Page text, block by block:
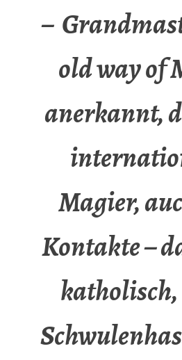
–
old way of
anerkannt,
Magier,
Kontakte –